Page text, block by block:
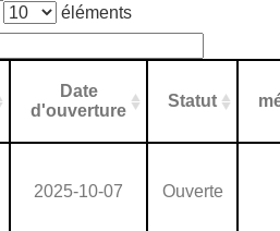
éléments
Date
d'ouverture
Statut
2025-10-07 Ouverte